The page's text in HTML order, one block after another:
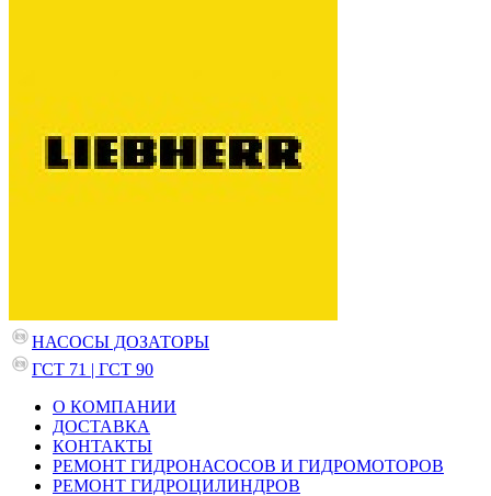
НАСОСЫ ДОЗАТОРЫ
ГСТ 71 | ГСТ 90
О КОМПАНИИ
ДОСТАВКА
КОНТАКТЫ
РЕМОНТ ГИДРОНАСОСОВ И ГИДРОМОТОРОВ
РЕМОНТ ГИДРОЦИЛИНДРОВ